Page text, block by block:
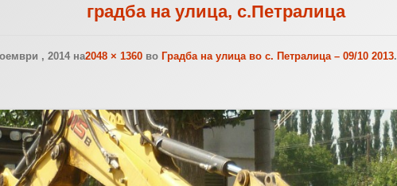
градба на улица, с.Петралица
, 2014 на2048 × 1360 во Градба на улица во с. Петралица – 09/10 2013.